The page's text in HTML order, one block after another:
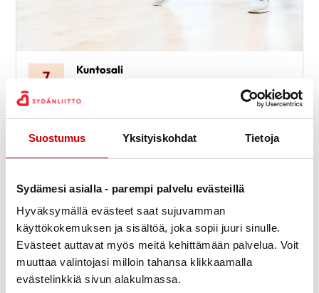
Suostumus Yksityiskohdat Tietoja
Sydämesi asialla - parempi palvelu evästeillä
Hyväksymällä evästeet saat sujuvamman
käyttökokemuksen ja sisältöä, joka sopii juuri sinulle.
Evästeet auttavat myös meitä kehittämään palvelua. Voit
muuttaa valintojasi milloin tahansa klikkaamalla
evästelinkkiä sivun alakulmassa.
7 Kuntosali